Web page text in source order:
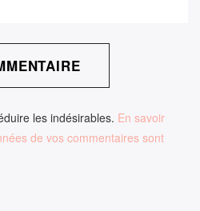
les indésirables. En savoir
de vos commentaires sont